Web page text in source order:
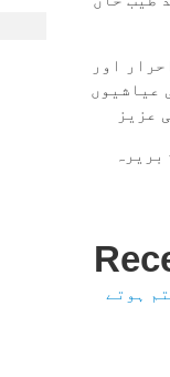
اور
عیاشیوں
عزیز
ہوتے